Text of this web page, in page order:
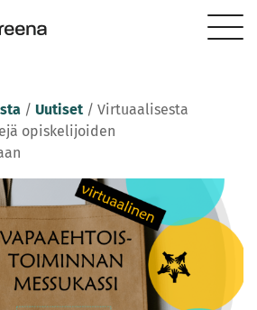
/ Uutiset / Virtuaalisesta
opiskelijoiden